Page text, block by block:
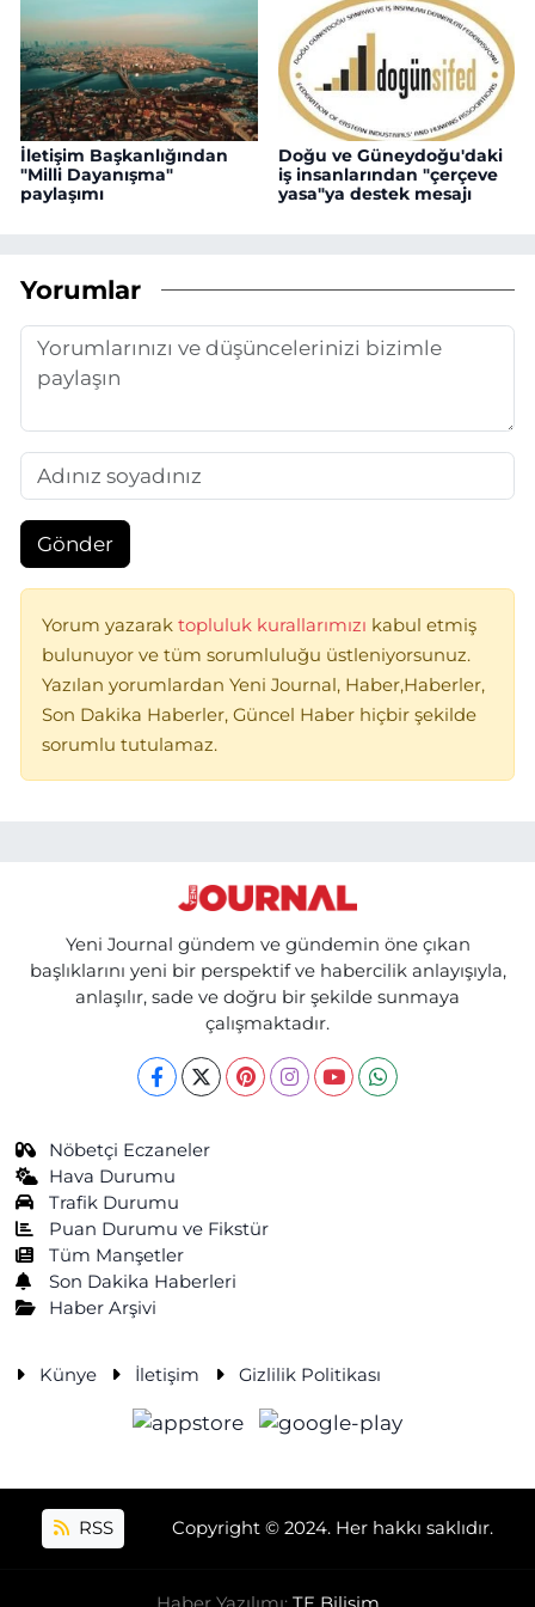
İletişim Başkanlığından
"Milli Dayanışma"
paylaşımı
Doğu ve Güneydoğu'daki
iş insanlarından "çerçeve
yasa"ya destek mesajı
Yorumlar
Gönder
Yorum yazarak topluluk kurallarımızı kabul etmiş
bulunuyor ve tüm sorumluluğu üstleniyorsunuz.
Yazılan yorumlardan Yeni Journal, Haber,Haberler,
Son Dakika Haberler, Güncel Haber hiçbir şekilde
sorumlu tutulamaz.
Yeni Journal gündem ve gündemin öne çıkan
başlıklarını yeni bir perspektif ve habercilik anlayışıyla,
anlaşılır, sade ve doğru bir şekilde sunmaya
çalışmaktadır.
Nöbetçi Eczaneler
Hava Durumu
Trafik Durumu
Puan Durumu ve Fikstür
Tüm Manşetler
Son Dakika Haberleri
Haber Arşivi
Künye İletişim Gizlilik Politikası
RSS Copyright © 2024. Her hakkı saklıdır.